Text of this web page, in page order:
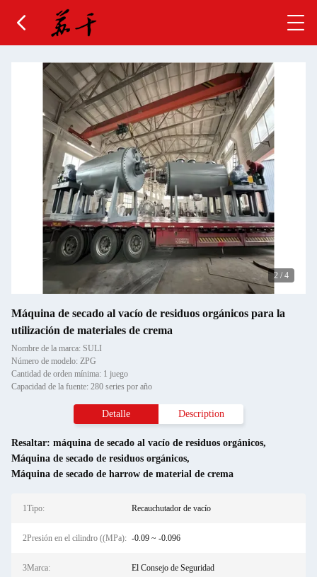
2 / 4
Máquina de secado al vacío de residuos orgánicos para la
utilización de materiales de crema
Nombre de la marca: SULI
Número de modelo: ZPG
Cantidad de orden mínima: 1 juego
Capacidad de la fuente: 280 series por año
Detalle Description
Resaltar: máquina de secado al vacío de residuos orgánicos,
Máquina de secado de residuos orgánicos,
Máquina de secado de harrow de material de crema
1Tipo: Recauchutador de vacío
2Presión en el cilindro ((MPa): -0.09 ~ -0.096
3Marca: El Consejo de Seguridad